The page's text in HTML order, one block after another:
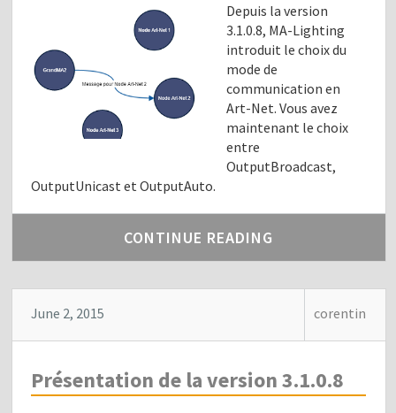
Depuis la version
3.1.0.8, MA-Lighting
introduit le choix du
mode de
communication en
Art-Net. Vous avez
maintenant le choix
entre
OutputBroadcast,
OutputUnicast et OutputAuto.
CONTINUE READING
June 2, 2015 corentin
Présentation de la version 3.1.0.8